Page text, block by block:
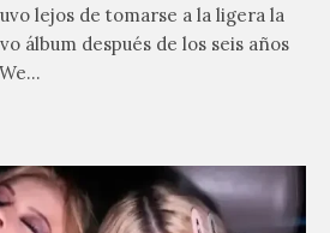
lejos de tomarse a la ligera la
álbum después de los seis años